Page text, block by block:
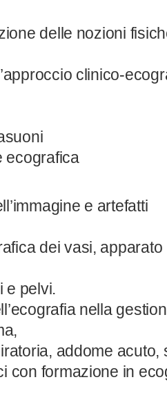
delle nozioni
clinico-
ecografica
e artefatti
dei vasi,
e pelvi.
nella
addome acuto,
con formazione in